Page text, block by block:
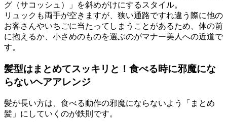
グ（サコッシュ）」
を斜めがけにするスタイル。
リュックも両手が空きますが、狭い通路ですれ違う際に他の
お客さんやいちごに当たってしまうことがあるため、体の前
に抱えるか、小さめのものを選ぶのがマナー美人への近道で
す。
髪型はまとめてスッキリと！食べる時に邪魔にな
らないヘアアレンジ
髪が長い方は、食べる動作の邪魔にならないよう
「まとめ
髪」 にしていくのが鉄則です。